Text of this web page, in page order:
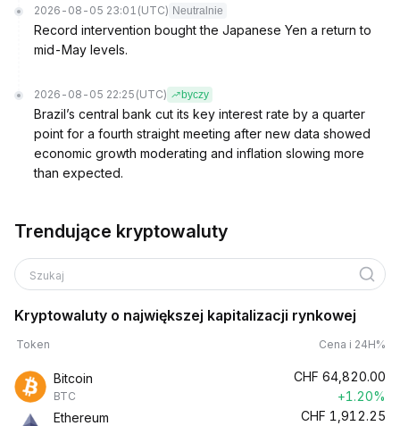
2026-08-05 23:01 (UTC) Neutralnie
Record intervention bought the Japanese Yen a return to
mid-May levels.
2026-08-05 22:25 (UTC) byczy
Brazil’s central bank cut its key interest rate by a quarter
point for a fourth straight meeting after new data showed
economic growth moderating and inflation slowing more
than expected.
Trendujące kryptowaluty
Szukaj
Kryptowaluty o największej kapitalizacji rynkowej
Token Cena i 24H%
Bitcoin
BTC
CHF 64,820.00
+1.20%
Ethereum
CHF 1,912.25